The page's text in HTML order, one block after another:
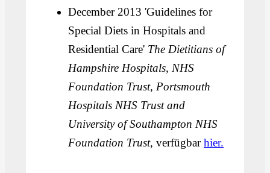
December 2013 'Guidelines for
Special Diets in Hospitals and
Residential Care' The Dietitians of
Hampshire Hospitals, NHS
Foundation Trust, Portsmouth
Hospitals NHS Trust and
University of Southampton NHS
Foundation Trust,verfügbarhier.